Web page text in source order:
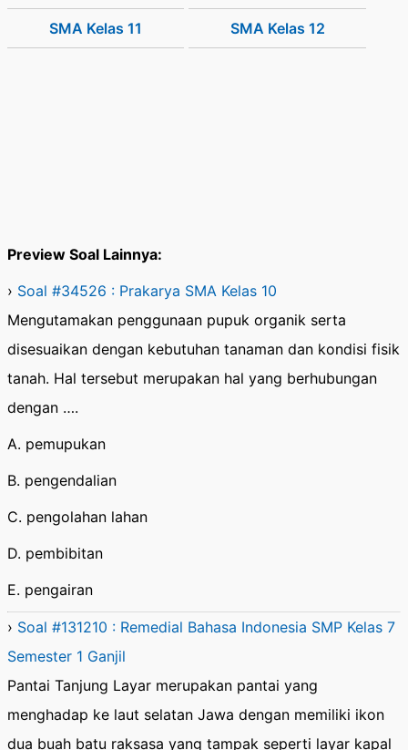
SMA Kelas 11 SMA Kelas 12
Preview Soal Lainnya:
› Soal #34526 : Prakarya SMA Kelas 10
Mengutamakan penggunaan pupuk organik serta
disesuaikan dengan kebutuhan tanaman dan kondisi fisik
tanah. Hal tersebut merupakan hal yang berhubungan
dengan ….
A. pemupukan
B. pengendalian
C. pengolahan lahan
D. pembibitan
E. pengairan
› Soal #131210 : Remedial Bahasa Indonesia SMP Kelas 7
Semester 1 Ganjil
Pantai Tanjung Layar merupakan pantai yang
menghadap ke laut selatan Jawa dengan memiliki ikon
dua buah batu raksasa yang tampak seperti layar kapal